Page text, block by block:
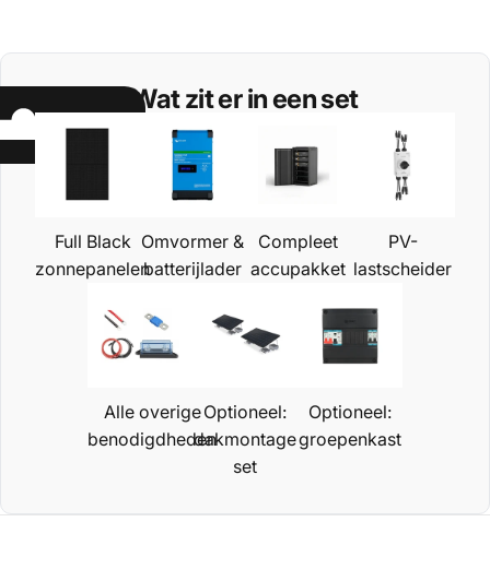
Wat zit er in een set
Full Black
zonnepanelen
Omvormer &
batterijlader
Compleet
accupakket
PV-
lastscheider
Alle overige
benodigdheden
Optioneel:
dakmontage
set
Optioneel:
groepenkast